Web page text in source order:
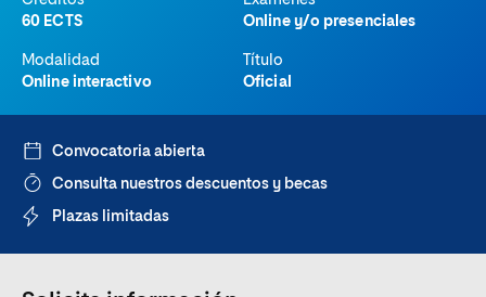
60 ECTS
Online y/o presenciales
Modalidad
Online interactivo
Título
Oficial
Convocatoria abierta
Consulta nuestros descuentos y becas
Plazas limitadas